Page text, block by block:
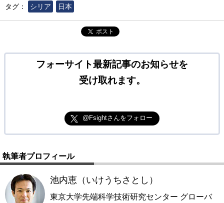
タグ： シリア 日本
ポスト
フォーサイト最新記事のお知らせを
受け取れます。
@Fsightさんをフォロー
執筆者プロフィール
池内恵（いけうちさとし）
東京大学先端科学技術研究センター グローバ